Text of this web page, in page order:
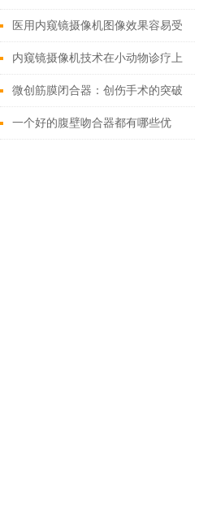
些？
医用内窥镜摄像机图像效果容易受
什么影响？
内窥镜摄像机技术在小动物诊疗上
的应用有哪些?
微创筋膜闭合器：创伤手术的突破
性进展
一个好的腹壁吻合器都有哪些优